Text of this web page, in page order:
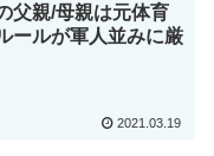
父親/母親は元体育
ールが軍人並みに厳
2021.03.19